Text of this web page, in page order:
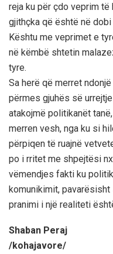
reja ku për çdo veprim
gjithçka që është në
Kështu me veprimet e
në këmbë shtetin
tyre.
Sa herë që merret
përmes gjuhës së
atakojmë politikanët
merren vesh, nga ku si
përpiqen të ruajnë
po i rritet me shpejtësi
vëmendjes fakti ku
komunikimit,
pranimi i një realiteti
Shaban Peraj
/kohajavore/